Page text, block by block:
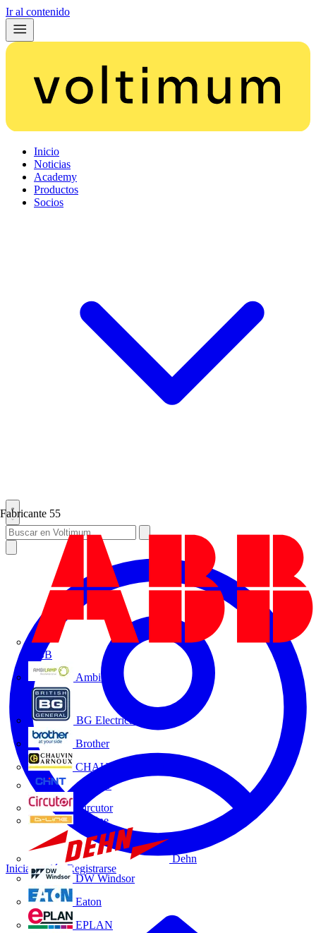
Ir al contenido
Inicio
Noticias
Academy
Productos
Socios
Fabricante 55
ABB
Ambilamp
BG Electrical
Brother
CHAUVIN ARNOUX
CHINT
Circutor
D-Line
Dehn
DW Windsor
Eaton
EPLAN
Iniciar sesión Registrarse